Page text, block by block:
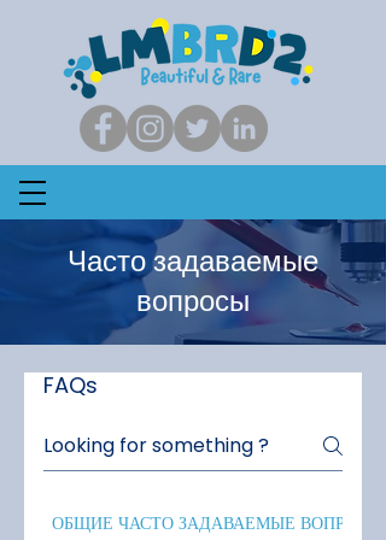
Часто задаваемые
вопросы
FAQs
ОБЩИЕ ЧАСТО ЗАДАВАЕМЫЕ ВОПРОСЫ